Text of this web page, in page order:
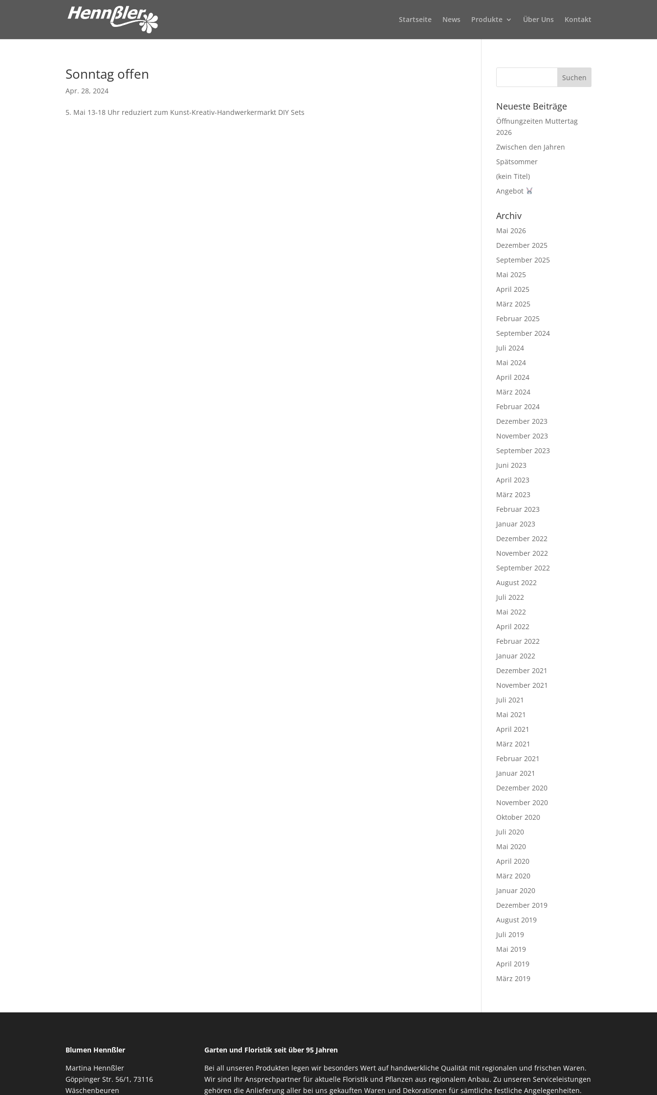
Startseite News Produkte Über Uns Kontakt
Sonntag offen
Apr. 28, 2024
5. Mai 13-18 Uhr reduziert zum Kunst-Kreativ-Handwerkermarkt DIY Sets
Neueste Beiträge
Öffnungzeiten Muttertag
2026
Zwischen den Jahren
Spätsommer
(kein Titel)
Angebot
Archiv
Mai 2026
Dezember 2025
September 2025
Mai 2025
April 2025
März 2025
Februar 2025
September 2024
Juli 2024
Mai 2024
April 2024
März 2024
Februar 2024
Dezember 2023
November 2023
September 2023
Juni 2023
April 2023
März 2023
Februar 2023
Januar 2023
Dezember 2022
November 2022
September 2022
August 2022
Juli 2022
Mai 2022
April 2022
Februar 2022
Januar 2022
Dezember 2021
November 2021
Juli 2021
Mai 2021
April 2021
März 2021
Februar 2021
Januar 2021
Dezember 2020
November 2020
Oktober 2020
Juli 2020
Mai 2020
April 2020
März 2020
Januar 2020
Dezember 2019
August 2019
Juli 2019
Mai 2019
April 2019
März 2019
Blumen Hennßler
Martina Hennßler
Göppinger Str. 56/1, 73116
Wäschenbeuren
Garten und Floristik seit über 95 Jahren
Bei all unseren Produkten legen wir besonders Wert auf handwerkliche Qualität mit regionalen und frischen Waren.
Wir sind Ihr Ansprechpartner für aktuelle Floristik und Pflanzen aus regionalem Anbau. Zu unseren Serviceleistungen
gehören die Anlieferung aller bei uns gekauften Waren und Dekorationen für sämtliche festliche Angelegenheiten.